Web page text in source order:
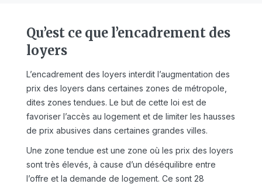
Qu’est ce que l’encadrement des
loyers
L’encadrement des loyers interdit l’augmentation des
prix des loyers dans certaines zones de métropole,
dites zones tendues. Le but de cette loi est de
favoriser l’accès au logement et de limiter les hausses
de prix abusives dans certaines grandes villes.
Une zone tendue est une zone où les prix des loyers
sont très élevés, à cause d’un déséquilibre entre
l’offre et la demande de logement. Ce sont 28